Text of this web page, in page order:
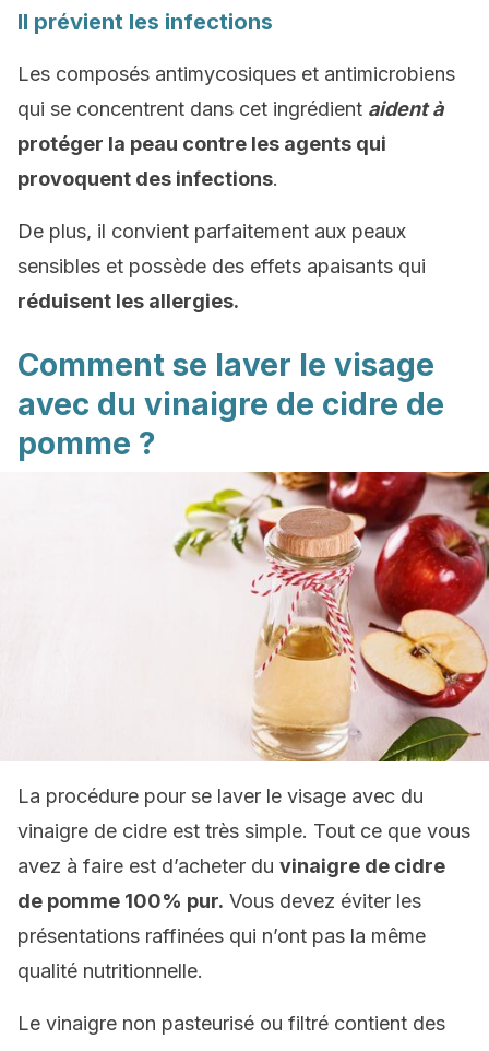
Il prévient les infections
Les composés antimycosiques et antimicrobiens
qui se concentrent dans cet ingrédient aident à
protéger la peau contre les agents qui
provoquent des infections.
De plus, il convient parfaitement aux peaux
sensibles et possède des effets apaisants qui
réduisent les allergies.
Comment se laver le visage
avec du vinaigre de cidre de
pomme ?
La procédure pour se laver le visage avec du
vinaigre de cidre est très simple. Tout ce que vous
avez à faire est d’acheter du vinaigre de cidre
de pomme 100% pur. Vous devez éviter les
présentations raffinées qui n’ont pas la même
qualité nutritionnelle.
Le vinaigre non pasteurisé ou filtré contient des